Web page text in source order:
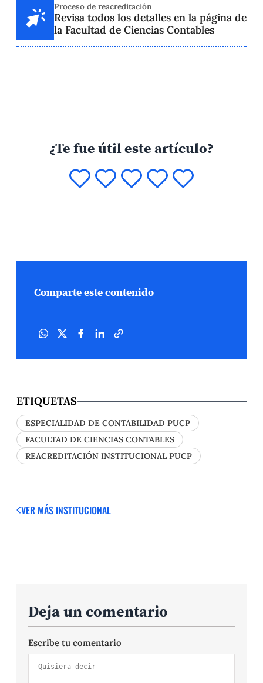
Proceso de reacreditación
Revisa todos los detalles en la página de
la Facultad de Ciencias Contables
¿Te fue útil este artículo?
Comparte este contenido
ETIQUETAS
ESPECIALIDAD DE CONTABILIDAD PUCP
FACULTAD DE CIENCIAS CONTABLES
REACREDITACIÓN INSTITUCIONAL PUCP
VER MÁS INSTITUCIONAL
Deja un comentario
Escribe tu comentario